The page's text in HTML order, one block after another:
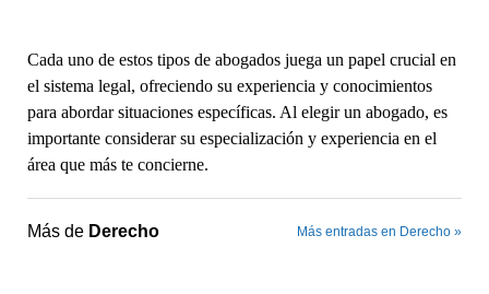
Cada uno de estos tipos de abogados juega un papel crucial en
el sistema legal, ofreciendo su experiencia y conocimientos
para abordar situaciones específicas. Al elegir un abogado, es
importante considerar su especialización y experiencia en el
área que más te concierne.
Más de Derecho Más entradas en Derecho »